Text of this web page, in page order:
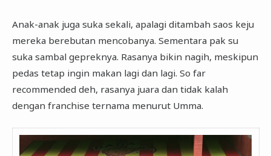
Anak-anak juga suka sekali, apalagi ditambah saos keju
mereka berebutan mencobanya. Sementara pak su
suka sambal gepreknya. Rasanya bikin nagih, meskipun
pedas tetap ingin makan lagi dan lagi. So far
recommended deh, rasanya juara dan tidak kalah
dengan franchise ternama menurut Umma.